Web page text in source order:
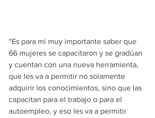
“Es para mí muy importante saber que
66 mujeres se capacitaron y se gradúan
y cuentan con una nueva herramienta,
que les va a permitir no solamente
adquirir los conocimientos, sino que las
capacitan para el trabajo o para el
autoempleo, y eso les va a permitir